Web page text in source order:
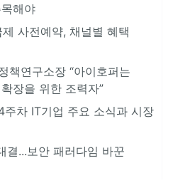
해야
사전예약, 채널별 혜택
책연구소장 “아이호퍼는
장을 위한 조력자”
차 IT기업 주요 소식과 시장
결...보안 패러다임 바꾼